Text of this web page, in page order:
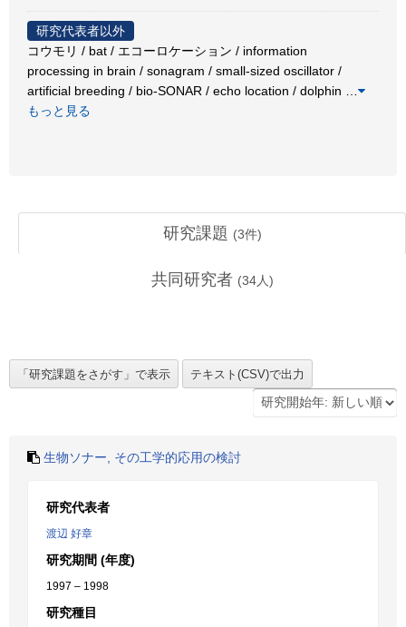
研究代表者以外
コウモリ / bat / エコーロケーション / information
processing in brain / sonagram / small-sized oscillator /
artificial breeding / bio-SONAR / echo location / dolphin
もっと見る
研究課題 (3件)
共同研究者 (34人)
生物ソナー, その工学的応用の検討
研究代表者
渡辺 好章
研究期間 (年度)
1997 – 1998
研究種目